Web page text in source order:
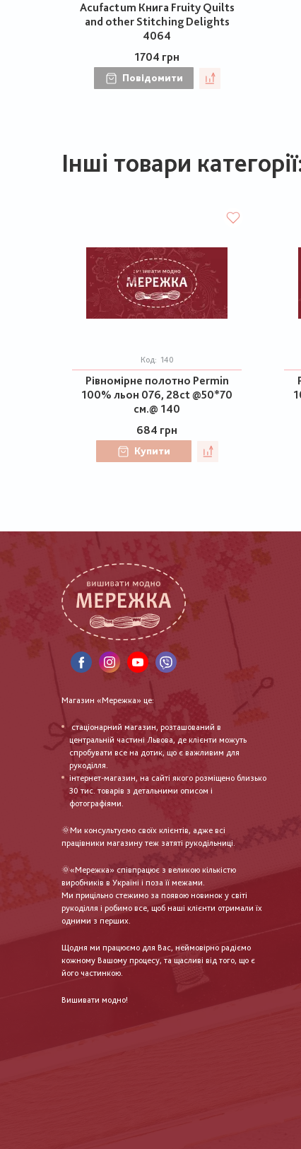
Acufactum Книга Fruity Quilts
and other Stitching Delights
4064
1704 грн
Повідомити
Інші товари
Код: 140
Рівномірне полотно Permin
100% льон 076, 28ct @50*70
см.@ 140
684 грн
Купити
Магазин «Мережка» це:
стаціонарний магазин, розташований в
центральній частині Львова, де клієнти можуть
спробувати все на дотик, що є важливим для
рукоділля.
інтернет-магазин, на сайті якого розміщено близько
30 тис. товарів з детальними описом і
фотографіями.
🌞Ми консультуємо своїх клієнтів, адже всі
працівники магазину теж затяті рукодільниці.
🌞«Мережка» співпрацює з великою кількістю
виробників в Україні і поза її межами.
Ми прицільно стежимо за появою новинок у світі
рукоділля і робимо все, щоб наші клієнти отримали їх
одними з перших.
Щодня ми працюємо для Вас, неймовірно радіємо
кожному Вашому процесу, та щасливі від того, що є
його частинкою.
Вишивати модно!